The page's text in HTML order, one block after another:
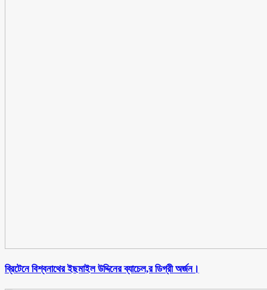
ব্রিটেনে বিশ্বনাথের ইছমাইল উদ্দিনের ব্যাচেল,র ডিগ্রী অর্জন।